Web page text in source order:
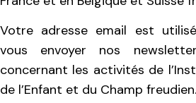
Votre adresse email est
vous envoyer nos
concernant les activités de
de l’Enfant et du Champ freudien.